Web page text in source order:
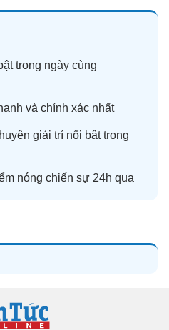
trong ngày cùng
và chính xác nhất
giải trí nổi bật trong
nóng chiến sự 24h qua